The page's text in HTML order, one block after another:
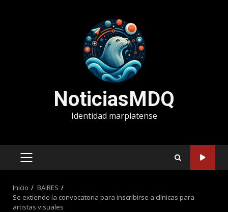
NoticiasMDQ
Identidad marplatense
MENÚ
Inicio
BAIRES
Se extiende la convocatoria para inscribirse a clínicas para
artistas visuales